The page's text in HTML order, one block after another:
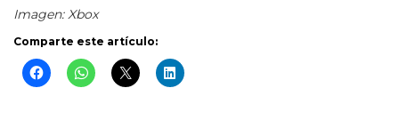
Imagen: Xbox
Comparte este artículo: